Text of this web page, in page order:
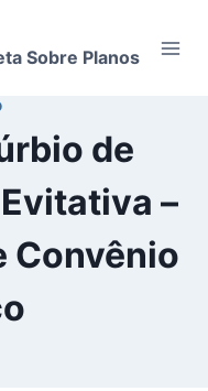
Sobre Planos
de
–
Convênio